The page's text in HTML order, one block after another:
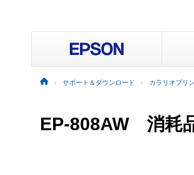
サポート＆ダウンロード カラリオプリ
EP-808AW 消耗